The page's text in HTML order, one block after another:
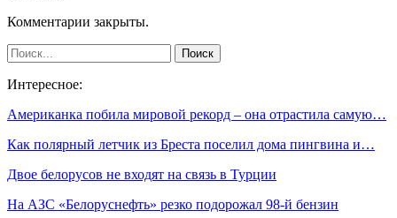
Комментарии закрыты.
Интересное:
Американка побила мировой рекорд – она отрастила самую…
Как полярный летчик из Бреста поселил дома пингвина и…
Двое белорусов не входят на связь в Турции
На АЗС «Белоруснефть» резко подорожал 98-й бензин